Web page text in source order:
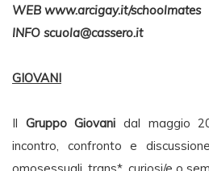
WEB www.arcigay.it/schoolmates
INFO scuola@cassero.it
GIOVANI
Il Gruppo Giovani dal maggio
incontro, confronto e